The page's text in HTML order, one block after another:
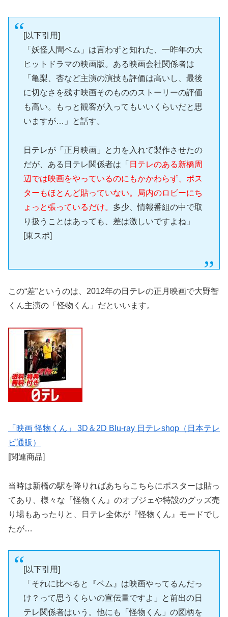
[以下引用]
「妖怪人間ベム」は言わずと知れた、一昨年の大
ヒットドラマの映画版。ある映画会社関係者は
「亀梨、杏など主演の演技も評価は高いし、最後
に切なさを残す映画そのもののストーリーの評価
も高い。もっと観客が入ってもいいくらいだと思
いますが…」と話す。
日テレが「正月映画」と力を入れて製作させたの
だが、ある日テレ関係者は「 日テレのある新橋周
辺では映画をやっているのにもかかわらず、ポス
ターもほとんど貼っていない。局内のロビーにち
ょっと張っているだけ。 多少、情報番組の中で取
り扱うことはあっても、差は激しいですよね」
[東スポ]
この“差”というのは、2012年の日テレの正月映画で大野智
くん主演の「怪物くん」だといいます。
「映画 怪物くん」 3D＆2D Blu-ray 日テレshop（日本テレ
ビ通販）
[関連商品]
当時は新橋の駅を降りればあちらこちらにポスターは貼っ
てあり、様々な『怪物くん』のオブジェや特設のグッズ売
り場もあったりと、日テレ全体が『怪物くん』モードでし
たが…
[以下引用]
「それに比べると『ベム』は映画やってるんだっ
け？って思うくらいの宣伝量ですよ」と前出の日
テレ関係者はいう。他にも「怪物くん」の図柄を